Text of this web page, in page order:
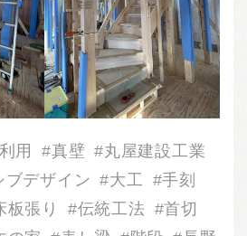
用 真壁
丸屋建設工業
ブデザイン 大工
手刻
板張り 伝統工法
首切